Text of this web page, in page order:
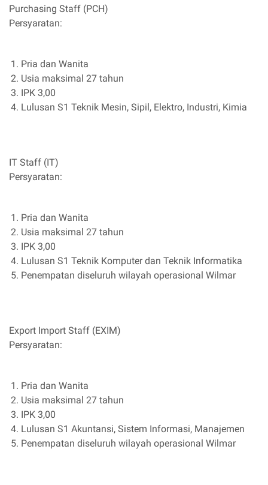
Purchasing Staff (PCH)
Persyaratan:
Pria dan Wanita
Usia maksimal 27 tahun
IPK 3,00
Lulusan S1 Teknik Mesin, Sipil, Elektro, Industri, Kimia
IT Staff (IT)
Persyaratan:
Pria dan Wanita
Usia maksimal 27 tahun
IPK 3,00
Lulusan S1 Teknik Komputer dan Teknik Informatika
Penempatan diseluruh wilayah operasional Wilmar
Export Import Staff (EXIM)
Persyaratan:
Pria dan Wanita
Usia maksimal 27 tahun
IPK 3,00
Lulusan S1 Akuntansi, Sistem Informasi, Manajemen
Penempatan diseluruh wilayah operasional Wilmar